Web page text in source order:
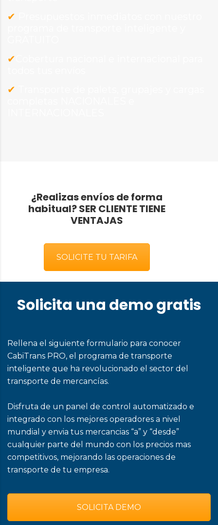
✔
✔
✔
¿Realizas envíos de forma
habitual?SER CLIENTE TIENE
VENTAJAS
SOLICITE TU TARIFA
Solicita una demo gratis
Rellena el siguiente formulario para conocer
CabiTrans PRO, el programa de transporte
inteligente que ha revolucionado el sector del
transporte de mercancías.
Disfruta de un panel de control automatizado e
integrado con los mejores operadores a nivel
mundial y envia tus mercancias “a” y “desde”
cualquier parte del mundo con los precios mas
competitivos, mejorando las operaciones de
transporte de tu empresa.
SOLICITA DEMO